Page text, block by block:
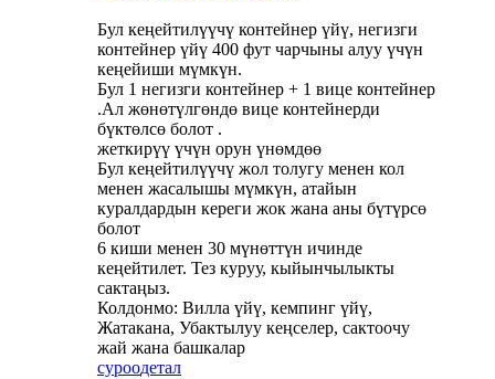
Бул кеңейтилүүчү контейнер үйү, негизги
контейнер үйү 400 фут чарчыны алуу үчүн
кеңейиши мүмкүн.
Бул 1 негизги контейнер + 1 вице контейнер
.Ал жөнөтүлгөндө вице контейнерди
бүктөлсө болот .
жеткирүү үчүн орун үнөмдөө
Бул кеңейтилүүчү жол толугу менен кол
менен жасалышы мүмкүн, атайын
куралдардын кереги жок жана аны бүтүрсө
болот
6 киши менен 30 мүнөттүн ичинде
кеңейтилет. Тез куруу, кыйынчылыкты
сактаңыз.
Колдонмо: Вилла үйү, кемпинг үйү,
Жатакана, Убактылуу кеңселер, сактоочу
жай жана башкалар
суроодетал